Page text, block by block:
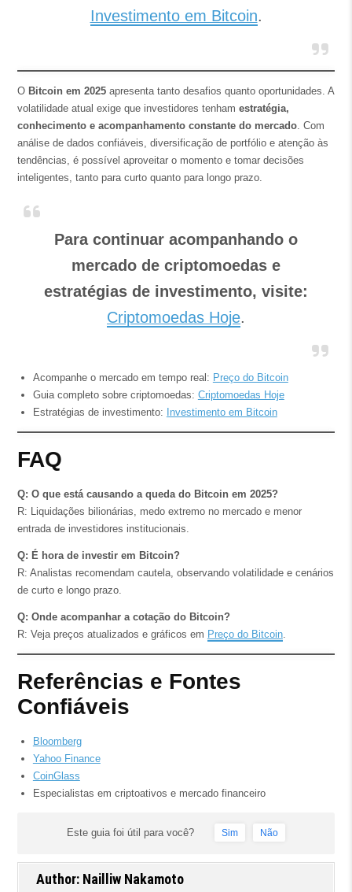
Investimento em Bitcoin.
O Bitcoin em 2025apresenta tanto desafios quanto oportunidades. A
volatilidade atual exige que investidores tenham estratégia,
conhecimento e acompanhamento constante do mercado. Com
análise de dados confiáveis, diversificação de portfólio e atenção às
tendências, é possível aproveitar o momento e tomar decisões
inteligentes, tanto para curto quanto para longo prazo.
Para continuar acompanhando o
mercado de criptomoedas e
estratégias de investimento, visite:
Criptomoedas Hoje.
Acompanhe o mercado em tempo real: Preço do Bitcoin
Guia completo sobre criptomoedas: Criptomoedas Hoje
Estratégias de investimento:
Investimento em Bitcoin
FAQ
Q: O que está causando a queda do Bitcoin em 2025?
R: Liquidações bilionárias, medo extremo no mercado e menor
entrada de investidores institucionais.
Q: É hora de investir em Bitcoin?
R: Analistas recomendam cautela, observando volatilidade e cenários
de curto e longo prazo.
Q: Onde acompanhar a cotação do Bitcoin?
R: Veja preços atualizados e gráficos em Preço do Bitcoin.
Referências e Fontes
Confiáveis
Bloomberg
Yahoo Finance
CoinGlass
Especialistas em criptoativos e mercado financeiro
Este guia foi útil para você? Sim Não
Author: Nailliw Nakamoto